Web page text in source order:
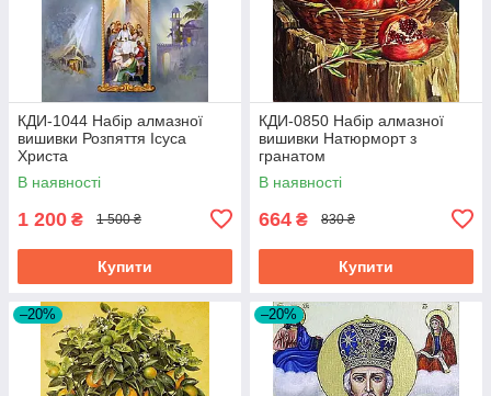
КДИ-1044 Набір алмазної
вишивки Розпяття Ісуса
Христа
В наявності
1 200 ₴ 1 500 ₴
Купити
КДИ-0850 Набір алмазної
вишивки Натюрморт з
гранатом
В наявності
664 ₴ 830 ₴
Купити
–20% –20%